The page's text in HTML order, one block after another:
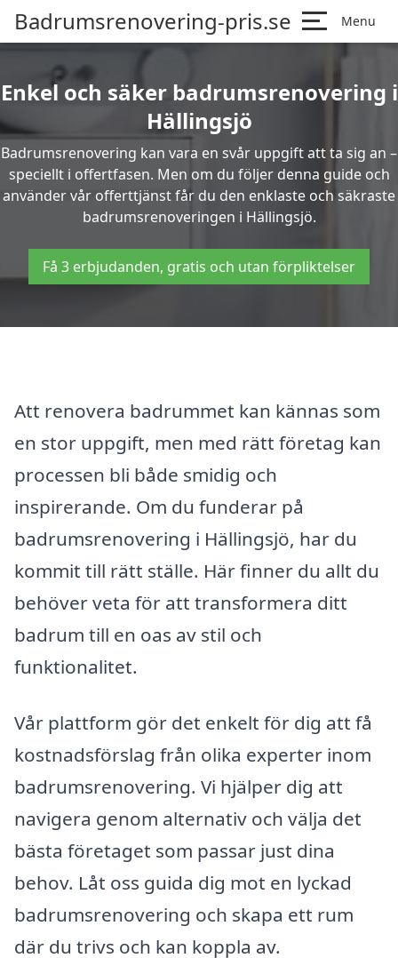
Badrumsrenovering-pris.se Menu
Enkel och säker badrumsrenovering i
Hällingsjö
Badrumsrenovering kan vara en svår uppgift att ta sig an –
speciellt i offertfasen. Men om du följer denna guide och
använder vår offerttjänst får du den enklaste och säkraste
badrumsrenoveringen i Hällingsjö.
Få 3 erbjudanden, gratis och utan förpliktelser
Att renovera badrummet kan kännas som
en stor uppgift, men med rätt företag kan
processen bli både smidig och
inspirerande. Om du funderar på
badrumsrenovering i Hällingsjö, har du
kommit till rätt ställe. Här finner du allt du
behöver veta för att transformera ditt
badrum till en oas av stil och
funktionalitet.
Vår plattform gör det enkelt för dig att få
kostnadsförslag från olika experter inom
badrumsrenovering. Vi hjälper dig att
navigera genom alternativ och välja det
bästa företaget som passar just dina
behov. Låt oss guida dig mot en lyckad
badrumsrenovering och skapa ett rum
där du trivs och kan koppla av.